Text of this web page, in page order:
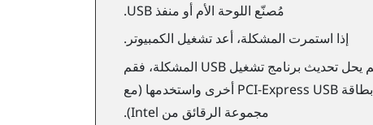
مُصنّع اللوحة الأم أو منفذ USB.
إذا استمرت المشكلة، أعد تشغيل الكمبيوتر.
إذا لم يحل تحديث برنامج تشغيل USB المشكلة، فقم
بشراء بطاقة PCI-Express USB أخرى واستخدمها (مع
مجموعة الرقائق من Intel).